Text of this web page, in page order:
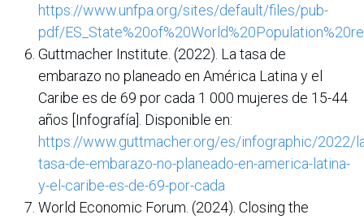
https://www.unfpa.org/sites/default/files/pub-
pdf/
Guttmacher Institute. (2022). La tasa de
embarazo no planeado en América Latina y el
Caribe es de 69 por cada 1 000 mujeres de 15-44
años [Infografía]. Disponible en:
https://www.guttmacher.org/es/infographic/2022/
tasa-de-embarazo-no-planeado-en-america-latina-
y-el-caribe-es-de-69-por-cada
World Economic Forum. (2024). Closing the